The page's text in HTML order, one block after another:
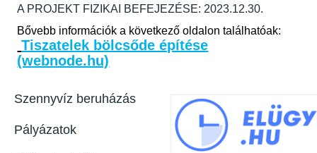
A PROJEKT FIZIKAI BEFEJEZÉSE: 2023.12.30.
Bővebb információk a következő oldalon találhatóak:
Tiszatelek bölcsőde építése
(webnode.hu)
Szennyvíz beruházás
Pályázatok